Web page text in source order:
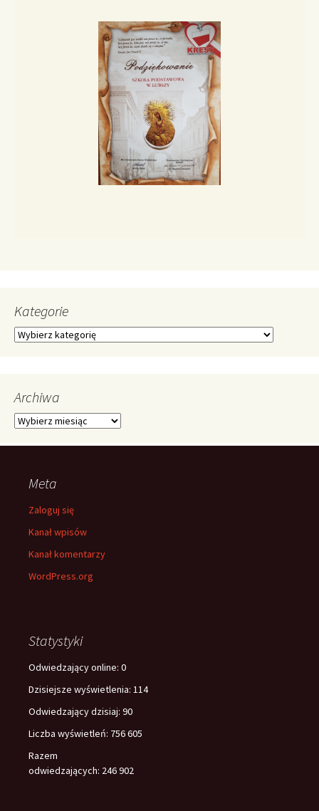
Kategorie
Kategorie
Archiwa
Archiwa
Meta
Zaloguj się
Kanał wpisów
Kanał komentarzy
WordPress.org
Statystyki
Odwiedzający online: 0
Dzisiejsze wyświetlenia: 114
Odwiedzający dzisiaj: 90
Liczba wyświetleń: 756 605
Razem
odwiedzających: 246 902